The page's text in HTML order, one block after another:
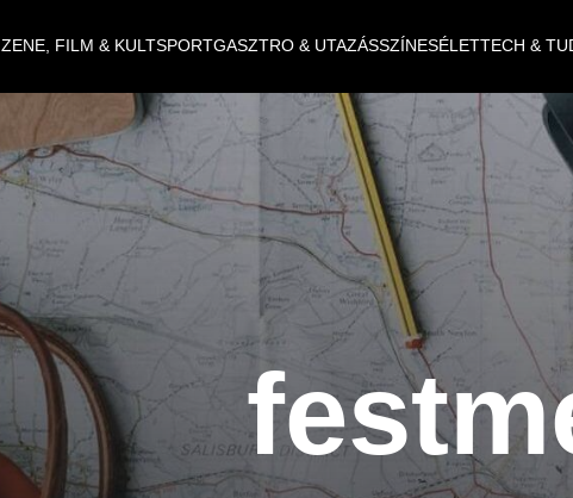
ZENE, FILM & KULTSPORTGASZTRO & UTAZÁSSZÍNESÉLETTECH &